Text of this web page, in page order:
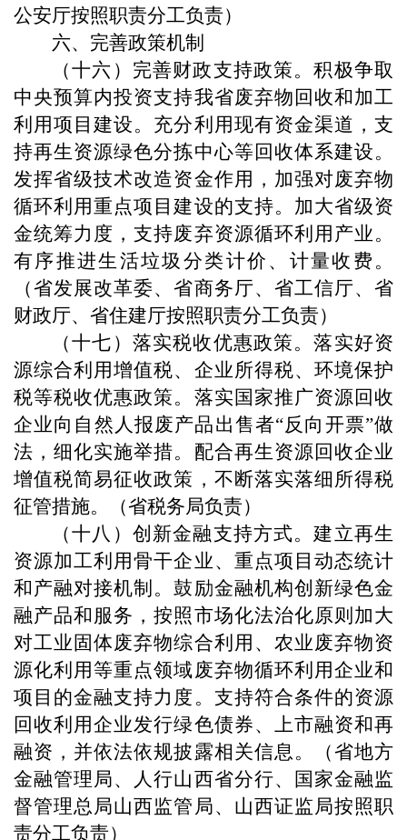
公安厅按照职责分工负责）
六、完善政策机制
（十六）完善财政支持政策。积极争取
中央预算内投资支持我省废弃物回收和加工
利用项目建设。充分利用现有资金渠道，支
持再生资源绿色分拣中心等回收体系建设。
发挥省级技术改造资金作用，加强对废弃物
循环利用重点项目建设的支持。加大省级资
金统筹力度，支持废弃资源循环利用产业。
有序推进生活垃圾分类计价、计量收费。
（省发展改革委、省商务厅、省工信厅、省
财政厅、省住建厅按照职责分工负责）
（十七）落实税收优惠政策。落实好资
源综合利用增值税、企业所得税、环境保护
税等税收优惠政策。落实国家推广资源回收
企业向自然人报废产品出售者“反向开票”做
法，细化实施举措。配合再生资源回收企业
增值税简易征收政策，不断落实落细所得税
征管措施。（省税务局负责）
（十八）创新金融支持方式。建立再生
资源加工利用骨干企业、重点项目动态统计
和产融对接机制。鼓励金融机构创新绿色金
融产品和服务，按照市场化法治化原则加大
对工业固体废弃物综合利用、农业废弃物资
源化利用等重点领域废弃物循环利用企业和
项目的金融支持力度。支持符合条件的资源
回收利用企业发行绿色债券、上市融资和再
融资，并依法依规披露相关信息。（省地方
金融管理局、人行山西省分行、国家金融监
督管理总局山西监管局、山西证监局按照职
责分工负责）